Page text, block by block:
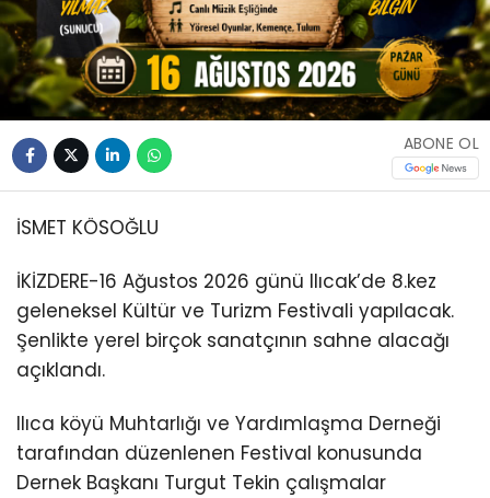
ABONE OL
İSMET KÖSOĞLU
İKİZDERE-16 Ağustos 2026 günü Ilıcak’de 8.kez
geleneksel Kültür ve Turizm Festivali yapılacak.
Şenlikte yerel birçok sanatçının sahne alacağı
açıklandı.
Ilıca köyü Muhtarlığı ve Yardımlaşma Derneği
tarafından düzenlenen Festival konusunda
Dernek Başkanı Turgut Tekin çalışmalar